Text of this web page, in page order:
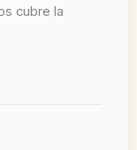
cubre la